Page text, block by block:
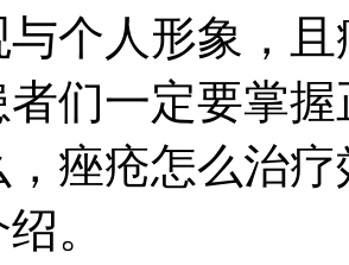
个人形象，
们一定要掌
痤疮怎么治
。